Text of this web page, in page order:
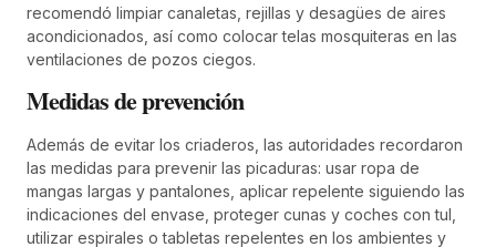
recomendó limpiar canaletas, rejillas y desagües de aires
acondicionados, así como colocar telas mosquiteras en las
ventilaciones de pozos ciegos.
Medidas de prevención
Además de evitar los criaderos, las autoridades recordaron
las medidas para prevenir las picaduras: usar ropa de
mangas largas y pantalones, aplicar repelente siguiendo las
indicaciones del envase, proteger cunas y coches con tul,
utilizar espirales o tabletas repelentes en los ambientes y